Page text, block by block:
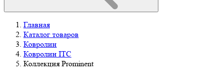
Главная
Каталог товаров
Ковролин
Ковролин ITC
Коллекция Prominent